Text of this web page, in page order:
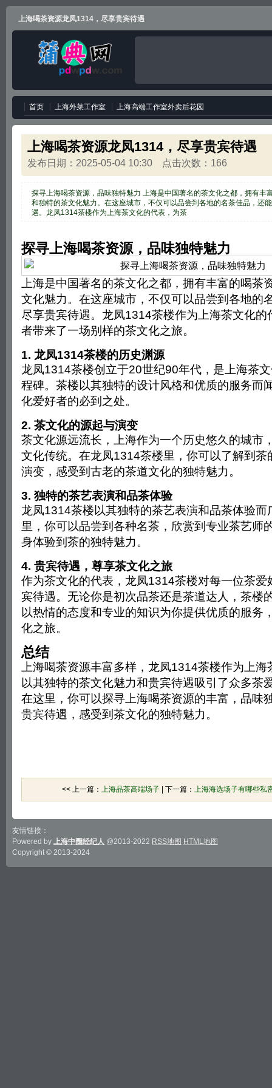
上海喝茶资源龙凤1314，尽享贵宾待遇
首页 上海外菜工作室 上海高端工作室外卖后花园
上海喝茶资源龙凤1314，尽享贵宾待遇
发布日期：2025-05-04 10:30 点击次数：166
探寻上海喝茶资源，品味独特魅力 上海是中国著名的茶文化之都，拥有丰
和独特的茶文化魅力。在这座城市，不仅可以品尝到各地的名茶佳品，还
遇。龙凤1314茶楼作为上海茶文化的代表，为茶
探寻上海喝茶资源，品味独特魅力
上海是中国著名的茶文化之都，拥有丰富的喝茶
文化魅力。在这座城市，不仅可以品尝到各地的
尽享贵宾待遇。龙凤1314茶楼作为上海茶文化的
者带来了一场别样的茶文化之旅。
1. 龙凤1314茶楼的历史渊源
龙凤1314茶楼创立于20世纪90年代，是上海茶
程碑。茶楼以其独特的设计风格和优质的服务而
化爱好者的必到之处。
2. 茶文化的源起与演变
茶文化源远流长，上海作为一个历史悠久的城市
文化传统。在龙凤1314茶楼里，你可以了解到茶
演变，感受到古老的茶道文化的独特魅力。
3. 独特的茶艺表演和品茶体验
龙凤1314茶楼以其独特的茶艺表演和品茶体验而
里，你可以品尝到各种名茶，欣赏到专业茶艺师
身体验到茶的独特魅力。
4. 贵宾待遇，尊享茶文化之旅
作为茶文化的代表，龙凤1314茶楼对每一位茶爱
宾待遇。无论你是初次品茶还是茶道达人，茶楼
以热情的态度和专业的知识为你提供优质的服务
化之旅。
总结
上海喝茶资源丰富多样，龙凤1314茶楼作为上
以其独特的茶文化魅力和贵宾待遇吸引了众多茶
在这里，你可以探寻上海喝茶资源的丰富，品味
贵宾待遇，感受到茶文化的独特魅力。
<< 上一篇： 上海品茶高端场子| 下一篇： 上海海选场子有哪些私
友情链接：
Powered by 上海中圈经纪人 @2013-2022 RSS地图 HTML地图
Copyright © 2013-2024